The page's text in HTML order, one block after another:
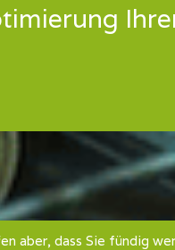
aber, dass Sie fündig